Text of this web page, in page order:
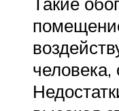
человека,